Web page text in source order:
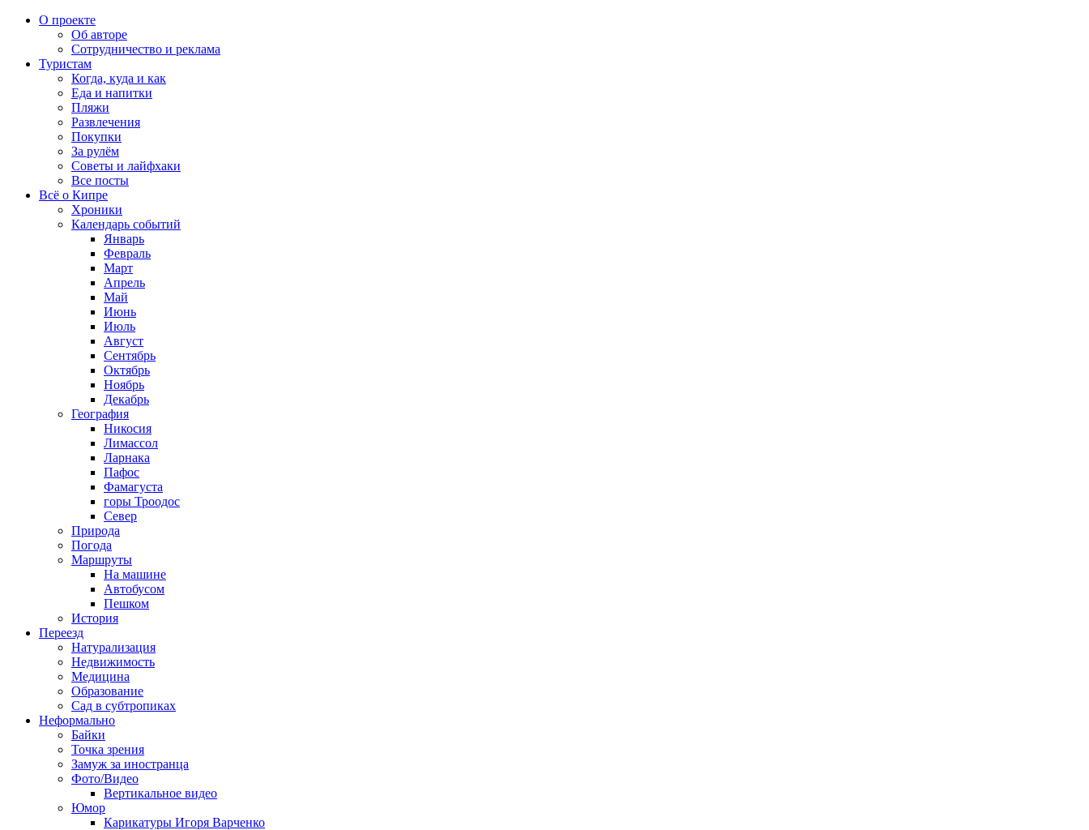
О проекте
Об авторе
Сотрудничество и реклама
Туристам
Когда, куда и как
Еда и напитки
Пляжи
Развлечения
Покупки
За рулём
Советы и лайфхаки
Все посты
Всё о Кипре
Хроники
Календарь событий
Январь
Февраль
Март
Апрель
Май
Июнь
Июль
Август
Сентябрь
Октябрь
Ноябрь
Декабрь
География
Никосия
Лимассол
Ларнака
Пафос
Фамагуста
горы Троодос
Север
Природа
Погода
Маршруты
На машине
Автобусом
Пешком
История
Переезд
Натурализация
Недвижимость
Медицина
Образование
Сад в субтропиках
Неформально
Байки
Точка зрения
Замуж за иностранца
Фото/Видео
Вертикальное видео
Юмор
Карикатуры Игоря Варченко